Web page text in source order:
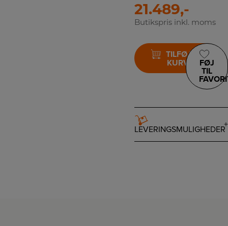
21.489,-
Butikspris inkl. moms
TILFØJ TIL
KURV
FØJ
TIL
LEVERINGSMULIGHEDER